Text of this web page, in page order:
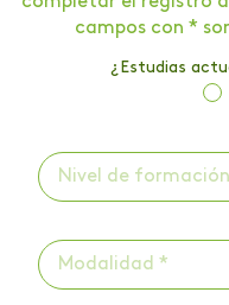
campos con *
¿Estudias
Nivel de
Modalidad *